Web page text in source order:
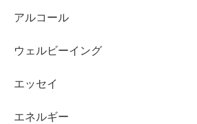
アルコール
ウェルビーイング
エッセイ
エネルギー